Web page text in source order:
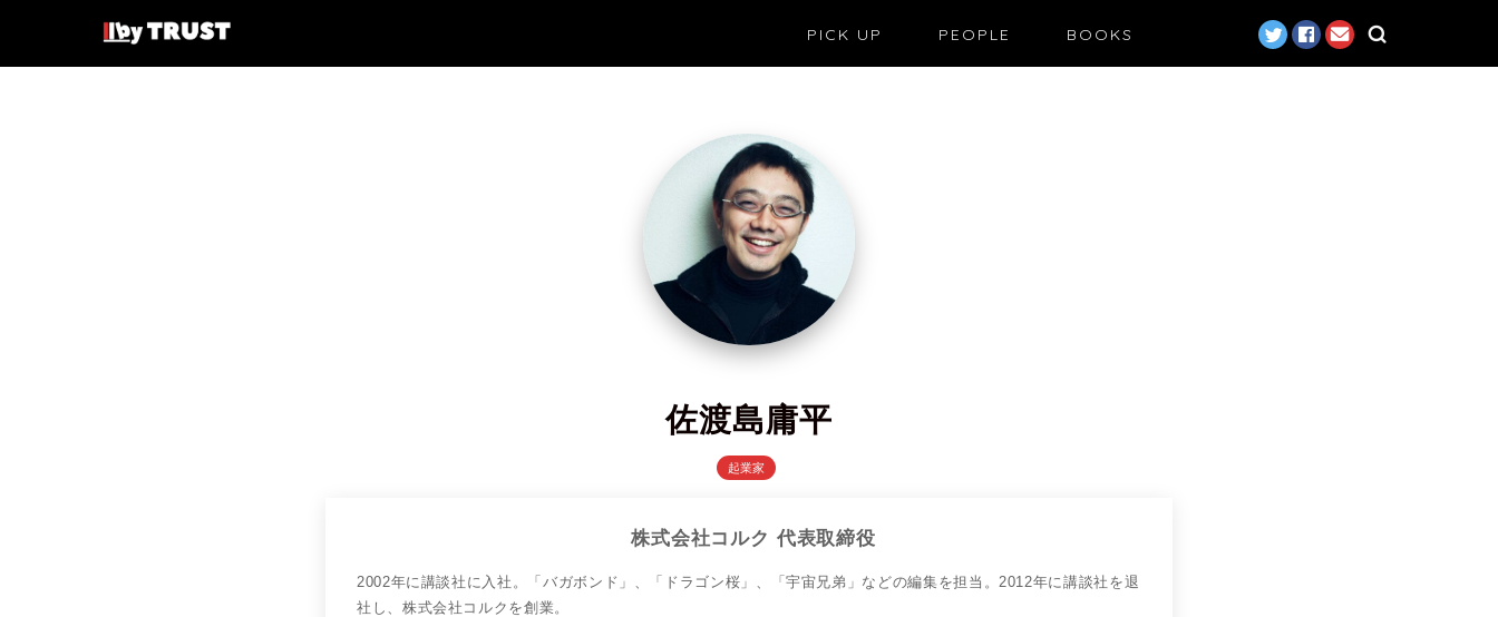
PICK UP PEOPLE BOOKS
佐渡島庸平
起業家
株式会社コルク 代表取締役
2002年に講談社に入社。「バガボンド」、「ドラゴン桜」、「宇宙兄弟」などの編集を担当。2012年に講談社を退
社し、株式会社コルクを創業。